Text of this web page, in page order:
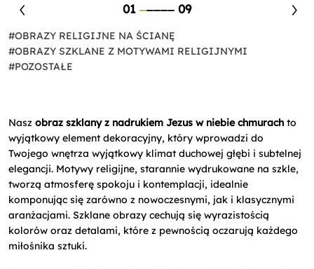
01 09
#OBRAZY RELIGIJNE NA ŚCIANĘ
#OBRAZY SZKLANE Z MOTYWAMI RELIGIJNYMI
#POZOSTAŁE
Nasz obraz szklany z nadrukiem Jezus w niebie chmurach to
wyjątkowy element dekoracyjny, który wprowadzi do
Twojego wnętrza wyjątkowy klimat duchowej głębi i subtelnej
elegancji. Motywy religijne, starannie wydrukowane na szkle,
tworzą atmosferę spokoju i kontemplacji, idealnie
komponując się zarówno z nowoczesnymi, jak i klasycznymi
aranżacjami. Szklane obrazy cechują się wyrazistością
kolorów oraz detalami, które z pewnością oczarują każdego
miłośnika sztuki.